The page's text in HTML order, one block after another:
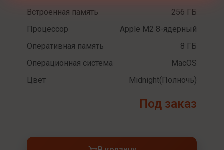
Встроенная память
256 ГБ
Процессор
Apple M2 8-ядерный
Оперативная память
8 ГБ
Операционная система
MacOS
Цвет
Midnight(Полночь)
Под заказ